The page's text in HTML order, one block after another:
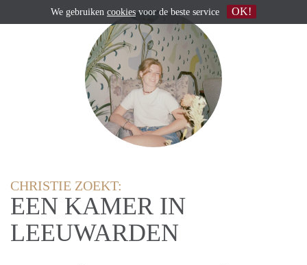
CHRISTIE ZOEKT:
EEN KAMER IN
LEEUWARDEN
We gebruiken cookies voor de beste service OK!